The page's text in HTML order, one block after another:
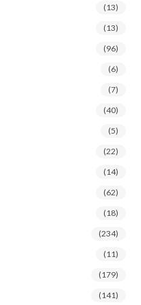
(13)
(13)
(96)
(6)
(7)
(40)
(5)
(22)
(14)
(62)
(18)
(234)
(11)
(179)
(141)